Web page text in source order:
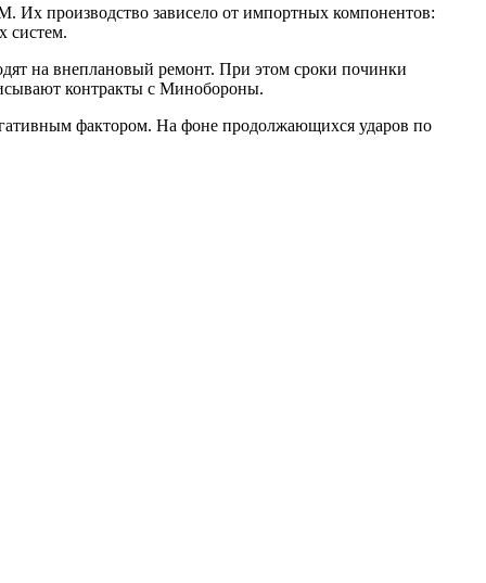
Их производство зависело от импортных компонентов:
систем.
на внеплановый ремонт. При этом сроки починки
контракты с Минобороны.
фактором. На фоне продолжающихся ударов по